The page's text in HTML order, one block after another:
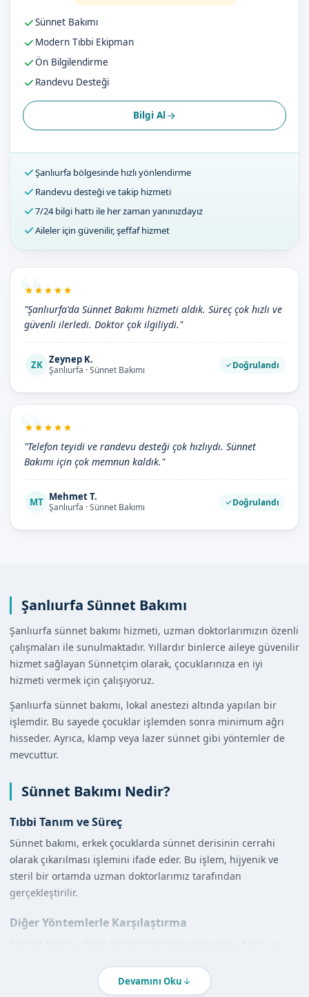
Sünnet Bakımı
Modern Tıbbi Ekipman
Ön Bilgilendirme
Randevu Desteği
Bilgi Al
Şanlıurfa bölgesinde hızlı yönlendirme
Randevu desteği ve takip hizmeti
7/24 bilgi hattı ile her zaman yanınızdayız
Aileler için güvenilir, şeffaf hizmet
"Şanlıurfa'da Sünnet Bakımı hizmeti aldık. Süreç çok hızlı ve
güvenli ilerledi. Doktor çok ilgiliydi."
ZK Zeynep K.
Şanlıurfa · Sünnet Bakımı Doğrulandı
"Telefon teyidi ve randevu desteği çok hızlıydı. Sünnet
Bakımı için çok memnun kaldık."
MT Mehmet T.
Şanlıurfa · Sünnet Bakımı Doğrulandı
Şanlıurfa Sünnet Bakımı
Şanlıurfa sünnet bakımı hizmeti, uzman doktorlarımızın özenli
çalışmaları ile sunulmaktadır. Yıllardır binlerce aileye güvenilir
hizmet sağlayan Sünnetçim olarak, çocuklarınıza en iyi
hizmeti vermek için çalışıyoruz.
Şanlıurfa sünnet bakımı, lokal anestezi altında yapılan bir
işlemdir. Bu sayede çocuklar işlemden sonra minimum ağrı
hisseder. Ayrıca, klamp veya lazer sünnet gibi yöntemler de
mevcuttur.
Sünnet Bakımı Nedir?
Tıbbi Tanım ve Süreç
Sünnet bakımı, erkek çocuklarda sünnet derisinin cerrahi
olarak çıkarılması işlemini ifade eder. Bu işlem, hijyenik ve
steril bir ortamda uzman doktorlarımız tarafından
gerçekleştirilir.
Diğer Yöntemlerle Karşılaştırma
günlük aktivitelerine hızla dönebilmesi de önemli bir
Devamını Oku